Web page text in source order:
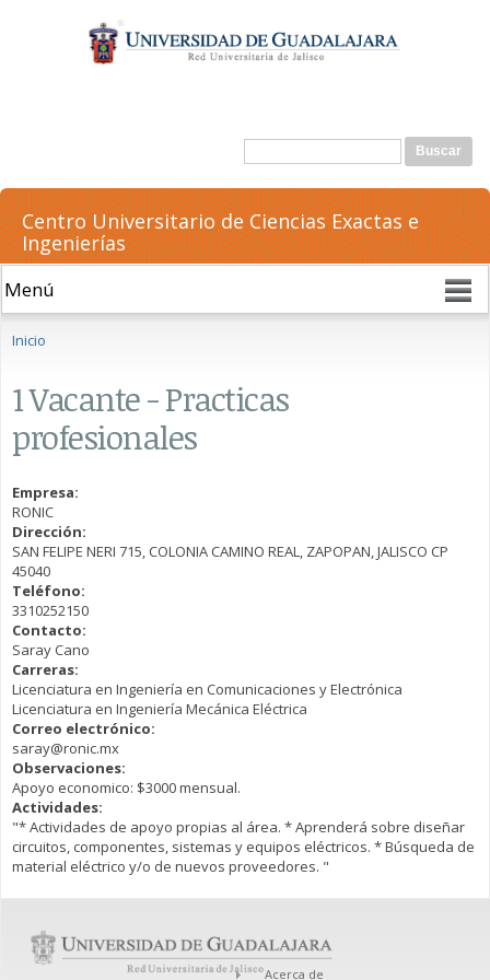
contenido
principal
Formulario de búsqueda
Buscar
Centro Universitario de Ciencias Exactas e
Ingenierías
Inicio
1 Vacante - Practicas
profesionales
Empresa:
RONIC
Dirección:
SAN FELIPE NERI 715, COLONIA CAMINO REAL, ZAPOPAN, JALISCO CP
45040
Teléfono:
3310252150
Contacto:
Saray Cano
Carreras:
Licenciatura en Ingeniería en Comunicaciones y Electrónica
Licenciatura en Ingeniería Mecánica Eléctrica
Correo electrónico:
saray@ronic.mx
Observaciones:
Apoyo economico: $3000 mensual.
Actividades:
"* Actividades de apoyo propias al área. * Aprenderá sobre diseñar
circuitos, componentes, sistemas y equipos eléctricos. * Búsqueda de
material eléctrico y/o de nuevos proveedores. "
Acerca de